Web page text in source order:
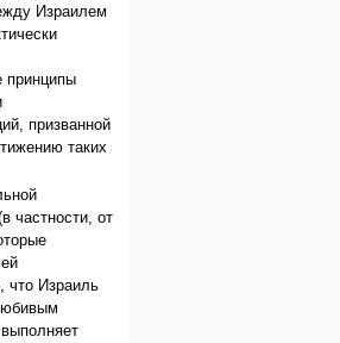
Израилем
принципы
призванной
таких
частности, от
что Израиль